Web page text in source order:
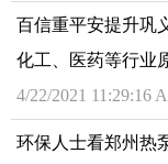
百信重平安提升巩
化工、医药等行业
4/22/2021 11:29:16
环保人士看郑州热